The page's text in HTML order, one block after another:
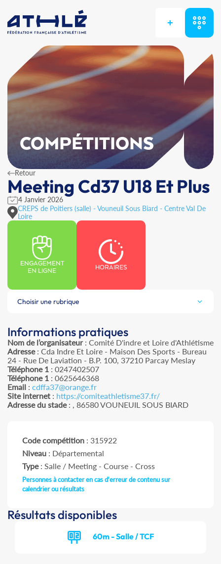
+
COMPÉTITIONS
Retour
Meeting Cd37 U18 Et Plus
4 Janvier 2026
CREPS de Poitiers (salle) - Vouneuil Sous Biard - Centre Val De
Loire
ENGAGEMENT
EN LIGNE
HORAIRES
Choisir une rubrique
Informations pratiques
Nom de l’organisateur: Comité D'indre et Loire d'Athlétisme
Adresse: Cda Indre Et Loire - Maison Des Sports - Bureau
24 - Rue De Laviation - B.P. 100, 37210 Parcay Meslay
Téléphone 1 : 0247402507
Téléphone 1 : 0625646368
Email : cdffa37@orange.fr
Site internet : https://comiteathletisme37.fr/
Adresse du stade: , 86580 VOUNEUIL SOUS BIARD
Code compétition : 315922
Niveau : Départemental
Type: Salle / Meeting - Course - Cross
Personnes à contacter en cas d'erreur de contenu sur
calendrier ou résultats
Résultats disponibles
60m - Salle / TCF